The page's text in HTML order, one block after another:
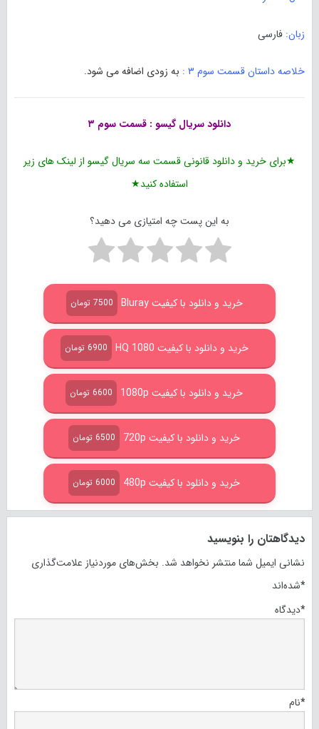
زبان: فارسی
خلاصه داستان قسمت سوم ۳ : به زودی اضافه می شود.
دانلودسریال گیسو : قسمت سوم ۳
★برای خرید و دانلود قانونی قسمت سه سریال گیسو از لینک های زیر
استفاده کنید★
به این پست چه امتیازی می دهید؟
خرید و دانلود با کیفیت Bluray 7500 تومان
خرید و دانلود با کیفیت HQ 1080 6900 تومان
خرید و دانلود با کیفیت 1080p 6600 تومان
خرید و دانلود با کیفیت 720p 6500 تومان
خرید و دانلود با کیفیت 480p 6000 تومان
دیدگاهتان را بنویسید
نشانی ایمیل شما منتشر نخواهد شد. بخش‌های موردنیاز علامت‌گذاری
شده‌اند*
دیدگاه*
نام*